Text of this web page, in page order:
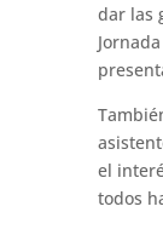
dar las
el
todos